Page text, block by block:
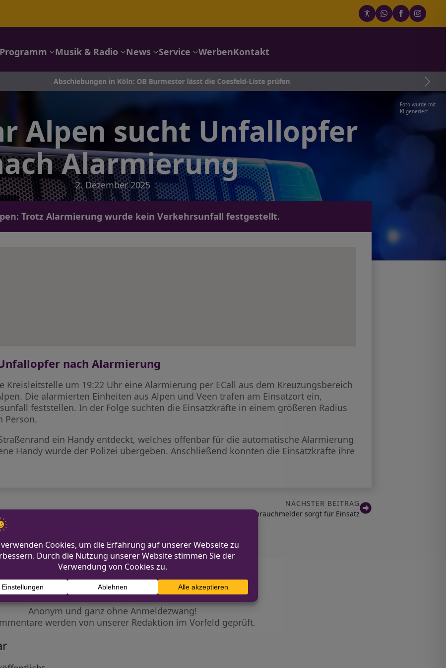
Programm Musik & Radio News Service WerbenKontakt
Abschiebungen in Köln: OB Burmester lässt die Coesfeld-Liste prüfen
Foto wurde mit
KI generiert
Alpen sucht Unfallopfer
Alarmierung
2. Dezember 2025
Trotz Alarmierung wurde kein Verkehrsunfall festgestellt.
nach Alarmierung
Kreisleitstelle um 19:22 Uhr eine Alarmierung per ECall aus dem Kreuzungsbereich
Die alarmierten Einheiten aus Alpen und Veen trafen am Einsatzort ein,
feststellen. In der Folge suchten die Einsatzkräfte in einem größeren Radius
Person.
ein Handy entdeckt, welches offenbar für die automatische Alarmierung
Handy wurde der Polizei übergeben. Anschließend konnten die Einsatzkräfte ihre
NÄCHSTER BEITRAG
Feuerwehr Ennepetal: Ausgelöster Heimrauchmelder sorgt für Einsatz
Diskutiere mit!
Anonym und ganz ohne Anmeldezwang!
werden von unserer Redaktion im Vorfeld geprüft.